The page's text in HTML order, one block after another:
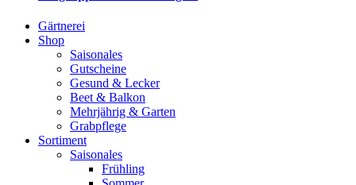
Gärtnerei
Shop
Saisonales
Gutscheine
Gesund & Lecker
Beet & Balkon
Mehrjährig & Garten
Grabpflege
Sortiment
Saisonales
Frühling